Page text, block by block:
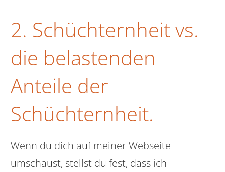
2. Schüchternheit vs.
die belastenden
Anteile der
Schüchternheit.
Wenn du dich auf meiner Webseite
umschaust, stellst du fest, dass ich